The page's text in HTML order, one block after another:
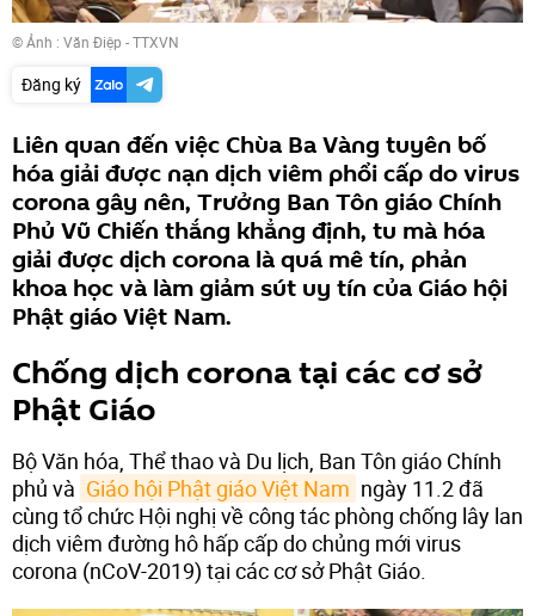
© Ảnh : Văn Điệp - TTXVN
Đăng ký
Liên quan đến việc Chùa Ba Vàng tuyên bố
hóa giải được nạn dịch viêm phổi cấp do virus
corona gây nên, Trưởng Ban Tôn giáo Chính
Phủ Vũ Chiến thắng khẳng định, tu mà hóa
giải được dịch corona là quá mê tín, phản
khoa học và làm giảm sút uy tín của Giáo hội
Phật giáo Việt Nam.
Chống dịch corona tại các cơ sở
Phật Giáo
Bộ Văn hóa, Thể thao và Du lịch, Ban Tôn giáo Chính
phủ và Giáo hội Phật giáo Việt Nam ngày 11.2 đã
cùng tổ chức Hội nghị về công tác phòng chống lây lan
dịch viêm đường hô hấp cấp do chủng mới virus
corona (nCoV-2019) tại các cơ sở Phật Giáo.